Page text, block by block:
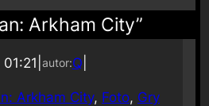
Arkham City”
autor:Q
Arkham City, Foto, Gry